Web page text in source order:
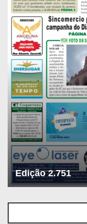
Edição 2.751